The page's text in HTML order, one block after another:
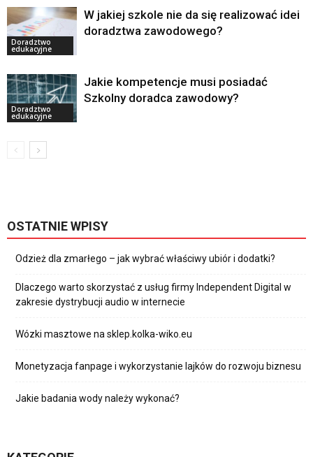
Doradztwo
edukacyjne
W jakiej szkole nie da się realizować idei
doradztwa zawodowego?
Doradztwo
edukacyjne
Jakie kompetencje musi posiadać
Szkolny doradca zawodowy?
OSTATNIE WPISY
Odzież dla zmarłego – jak wybrać właściwy ubiór i dodatki?
Dlaczego warto skorzystać z usług firmy Independent Digital w
zakresie dystrybucji audio w internecie
Wózki masztowe na sklep.kolka-wiko.eu
Monetyzacja fanpage i wykorzystanie lajków do rozwoju biznesu
Jakie badania wody należy wykonać?